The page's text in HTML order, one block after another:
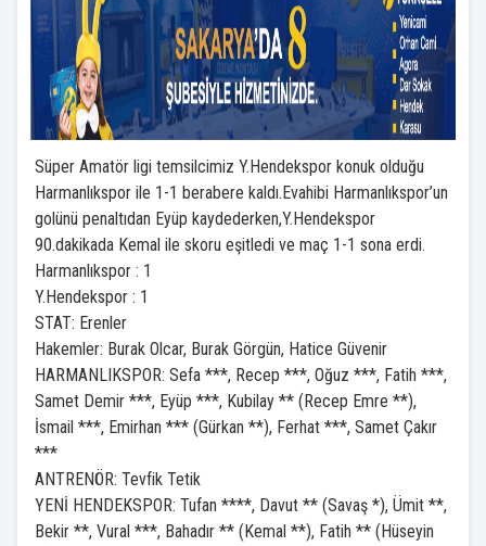
Süper Amatör ligi temsilcimiz Y.Hendekspor konuk olduğu
Harmanlıkspor ile 1-1 berabere kaldı.Evahibi Harmanlıkspor’un
golünü penaltıdan Eyüp kaydederken,Y.Hendekspor
90.dakikada Kemal ile skoru eşitledi ve maç 1-1 sona erdi.
Harmanlıkspor : 1
Y.Hendekspor : 1
STAT: Erenler
Hakemler: Burak Olcar, Burak Görgün, Hatice Güvenir
HARMANLIKSPOR: Sefa ***, Recep ***, Oğuz ***, Fatih ***,
Samet Demir ***, Eyüp ***, Kubilay ** (Recep Emre **),
İsmail ***, Emirhan *** (Gürkan **), Ferhat ***, Samet Çakır
***
ANTRENÖR: Tevfik Tetik
YENİ HENDEKSPOR: Tufan ****, Davut ** (Savaş *), Ümit **,
Bekir **, Vural ***, Bahadır ** (Kemal **), Fatih ** (Hüseyin